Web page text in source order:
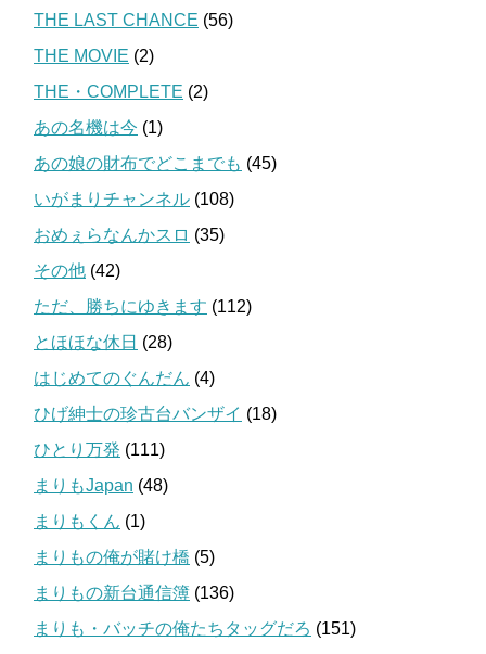
THE LAST CHANCE (56)
THE MOVIE (2)
THE・COMPLETE (2)
あの名機は今 (1)
あの娘の財布でどこまでも (45)
いがまりチャンネル (108)
おめぇらなんかスロ (35)
その他 (42)
ただ、勝ちにゆきます (112)
とほほな休日 (28)
はじめてのぐんだん (4)
ひげ紳士の珍古台バンザイ (18)
ひとり万発 (111)
まりもJapan (48)
まりもくん (1)
まりもの俺が賭け橋 (5)
まりもの新台通信簿 (136)
まりも・バッチの俺たちタッグだろ (151)